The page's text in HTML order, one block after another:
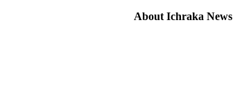
About Ichraka News